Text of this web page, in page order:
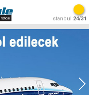
İstanbul 24/31